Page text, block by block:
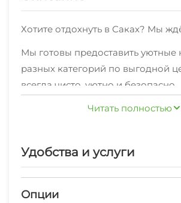
Хотите отдохнуть в Саках? Мы
Мы готовы предоставить уютные
разных категорий по выгодной
всегда чисто, уютно и безопасно.
Для вас всегда доступен быстрый
Мы с радостью и без посредников
дополнительныеуслуги: мангал/
открытая парковка на территории
Читать полностью
Удобства и услуги
Опции